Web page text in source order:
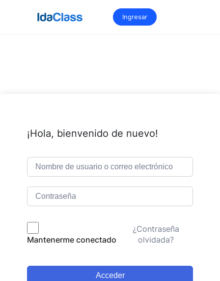
Ingresar
¡Hola, bienvenido de nuevo!
Mantenerme conectado
¿Contraseña
olvidada?
Acceder